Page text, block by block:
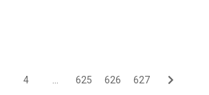
4 625 626 627